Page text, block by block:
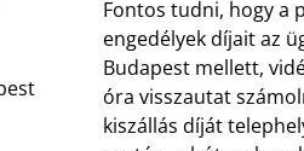
Fontos tudni, hogy a
engedélyek díjait az
Budapest mellett,
óra visszautat
kiszállás díját